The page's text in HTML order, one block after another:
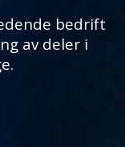
bedrift
av deler i